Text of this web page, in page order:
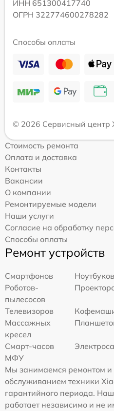
ИНН 651300417740
ОГРН 322774600278282
Способы оплаты
© 2026 Сервисный центр
Стоимость ремонта
Оплата и доставка
Контакты
Вакансии
О компании
Ремонтируемые модели
Наши услуги
Согласие на обработку
Способы оплаты
Ремонт устройств
Смартфонов
Ноутбуков
Роботов-
пылесосов
Телевизоров
Массажных
кресел
Смарт-часов
МФУ
Мы занимаемся ремонтом и
обслуживанием техники
гарантийного периода. Наш
работает независимо и не